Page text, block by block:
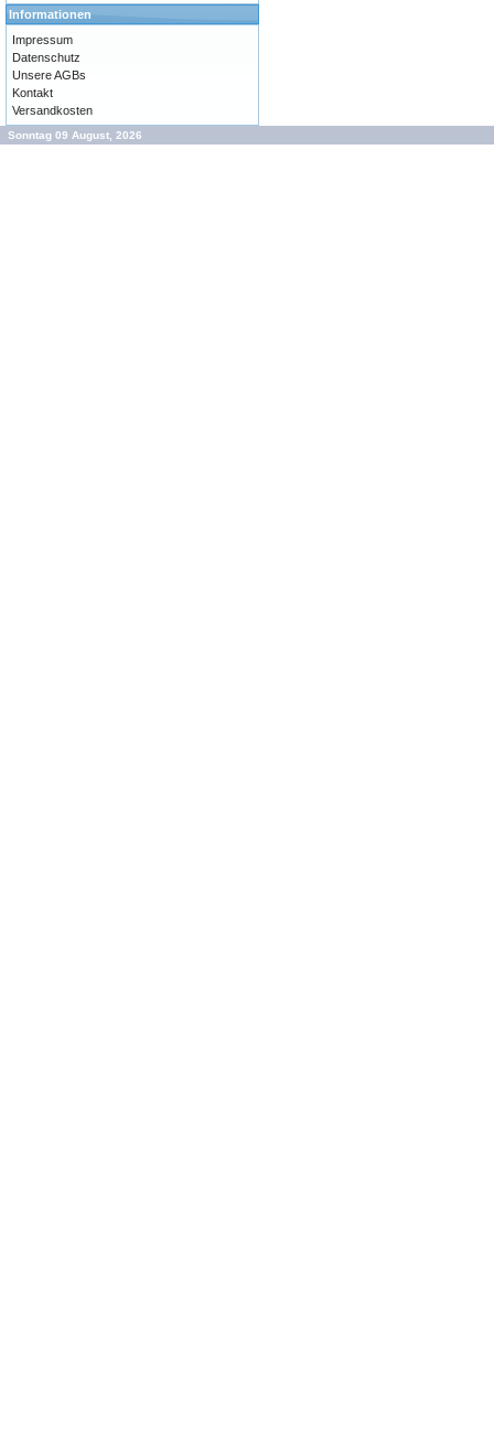
Informationen
Impressum
Datenschutz
Unsere AGBs
Kontakt
Versandkosten
Sonntag 09 August, 2026